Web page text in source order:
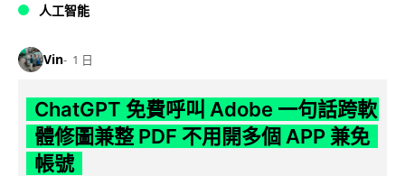
人工智能
Vin 1 日
ChatGPT 免費呼叫 Adobe 一句話跨軟
體修圖兼整 PDF 不用開多個 APP 兼免
帳號